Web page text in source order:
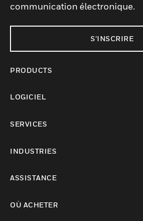
communication électronique.
S'INSCRIRE
PRODUCTS
LOGICIEL
SERVICES
INDUSTRIES
ASSISTANCE
OÙ ACHETER